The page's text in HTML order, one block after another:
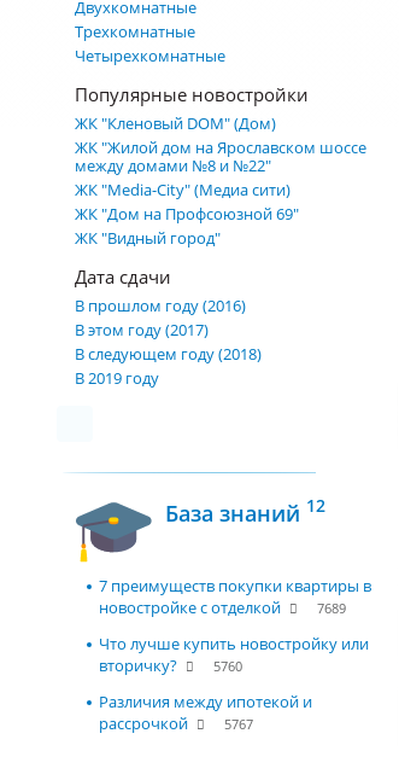
Двухкомнатные
Трехкомнатные
Четырехкомнатные
Популярные новостройки
ЖК "Кленовый DOM" (Дом)
ЖК "Жилой дом на Ярославском шоссе
между домами №8 и №22"
ЖК "Media-City" (Медиа сити)
ЖК "Дом на Профсоюзной 69"
ЖК "Видный город"
Дата сдачи
В прошлом году (2016)
В этом году (2017)
В следующем году (2018)
В 2019 году
База знаний 12
7 преимуществ покупки квартиры в
новостройке с отделкой
7689
Что лучше купить новостройку или
вторичку?
5760
Различия между ипотекой и
рассрочкой
5767